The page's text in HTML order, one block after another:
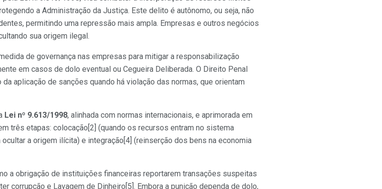
a Administração da Justiça. Este delito é autônomo, ou seja, não
permitindo uma repressão mais ampla. Empresas e outros negócios
sua origem ilegal.
de governança nas empresas para mitigar a responsabilização
em casos de dolo eventual ou Cegueira Deliberada. O Direito Penal
aplicação de sanções quando há violação das normas, que orientam
Lei nº 9.613/1998, alinhada com normas internacionais, e aprimorada em
três etapas: colocação[2] (quando os recursos entram no sistema
a origem ilícita) e integração[4] (reinserção dos bens na economia
a obrigação de instituições financeiras reportarem transações suspeitas
corrupção e Lavagem de Dinheiro[5]. Embora a punição dependa de dolo,